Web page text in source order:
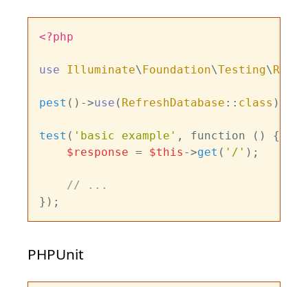
<?php
use Illuminate\Foundation\Testing\
pest ()->use ( RefreshDatabase :: class );
test ( 'basic example' , function () {
$response = $this ->get ( '/' );
// ...
PHPUnit